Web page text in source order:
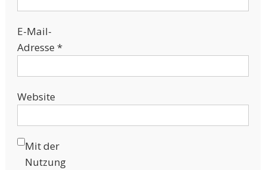
E-Mail-
Adresse *
Website
Mit der
Nutzung